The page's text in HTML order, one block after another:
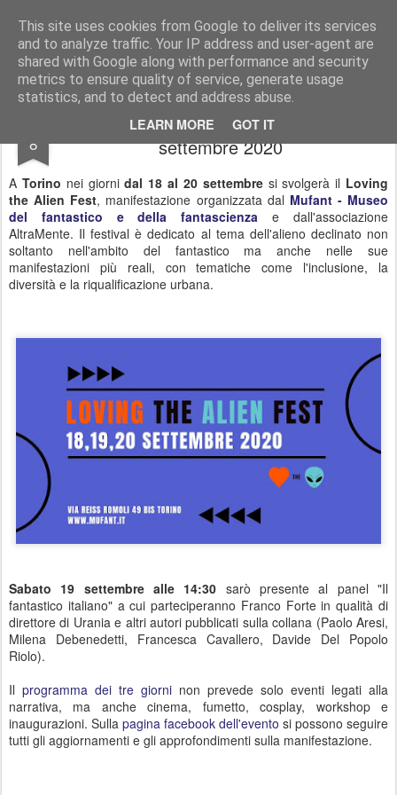
This site uses cookies from Google to deliver its services
and to analyze traffic. Your IP address and user-agent are
shared with Google along with performance and security
metrics to ensure quality of service, generate usage
statistics, and to detect and address abuse.
LEARN MORE GOT IT
Andrea Viscusi - speculative fiction, fantascienza, distopia, weird, slipstream
Pages
8
Loving the Alien Fest Torino, 18-20
settembre 2020
A Torino nei giornidal 18 al 20 settembresi svolgerà il Loving
the Alien Fest, manifestazione organizzata dal Mufant - Museo
del fantastico e della fantascienza e dall'associazione
AltraMente. Il festival è dedicato al tema dell'alieno declinato non
soltanto nell'ambito del fantastico ma anche nelle sue
manifestazioni più reali, con tematiche come l'inclusione, la
diversità e la riqualificazione urbana.
Sabato 19 settembre alle 14:30 sarò presente al panel "Il
fantastico italiano" a cui parteciperanno Franco Forte in qualità di
direttore di Urania e altri autori pubblicati sulla collana (Paolo Aresi,
Milena Debenedetti, Francesca Cavallero, Davide Del Popolo
Riolo).
Il programma dei tre giorni non prevede solo eventi legati alla
narrativa, ma anche cinema, fumetto, cosplay, workshop e
inaugurazioni. Sulla pagina facebook dell'evento si possono seguire
tutti gli aggiornamenti e gli approfondimenti sulla manifestazione.